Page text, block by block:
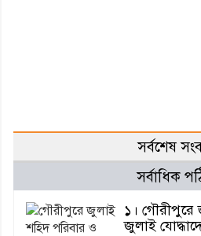
সর্বশেষ
সর্বাধিক
১। গৌরীপুরে
জুলাই